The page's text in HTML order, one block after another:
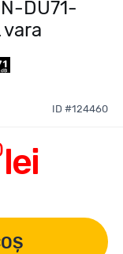
DU71-
vara
ID #124460
lei